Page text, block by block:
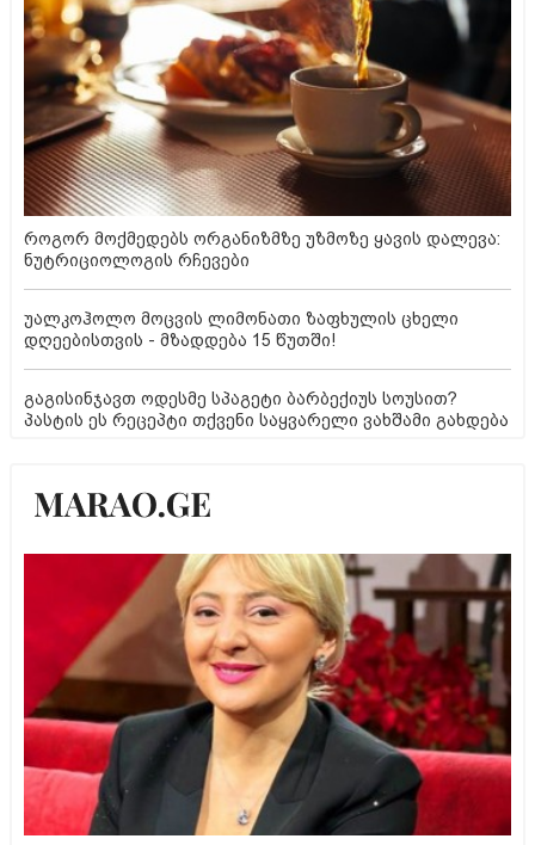
როგორ მოქმედებს ორგანიზმზე უზმოზე ყავის დალევა:
ნუტრიციოლოგის რჩევები
უალკოჰოლო მოცვის ლიმონათი ზაფხულის ცხელი
დღეებისთვის - მზადდება 15 წუთში!
გაგისინჯავთ ოდესმე სპაგეტი ბარბექიუს სოუსით?
პასტის ეს რეცეპტი თქვენი საყვარელი ვახშამი გახდება